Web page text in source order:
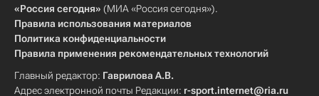
«Россия сегодня» (МИА «Россия сегодня»).
Правила использования материалов
Политика конфиденциальности
Правила применения рекомендательных технологий
Главный редактор: Гаврилова А.В.
Адрес электронной почты Редакции: r-sport.internet@ria.ru